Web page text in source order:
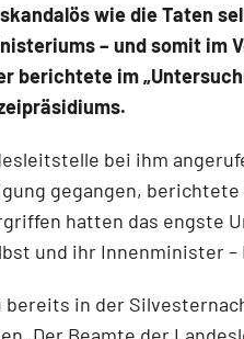
wie die Taten
– und somit
berichtete im
bei ihm
gegangen,
hatten das engste
und ihr Innenminister
in der
Der Beamte der